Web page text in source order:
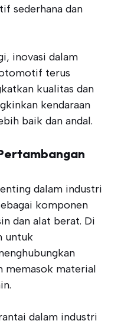
sederhana dan
inovasi dalam
terus
kualitas dan
kendaraan
baik dan andal.
dalam industri
komponen
dan alat berat. Di
untuk
memasok material
dalam industri